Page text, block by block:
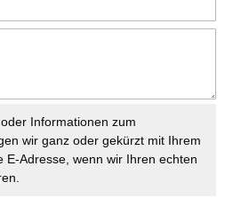
Informationen zum
wir ganz oder gekürzt mit Ihrem
E-Adresse, wenn wir Ihren echten